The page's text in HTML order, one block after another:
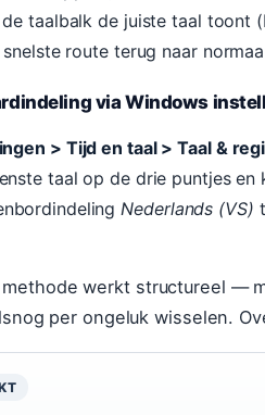
taalbalk de juiste taal toont
route terug naar
via Windows
> Tijd en taal > Taal &
taal op de drie puntjes en
Nederlands (VS)
methode werkt structureel —
per ongeluk wisselen.